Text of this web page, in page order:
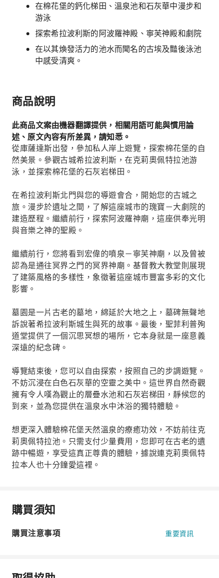
在棉花堡的鈣化梯田、溫泉池和石灰華中漫步和
游泳
探索希拉波利斯的阿波羅神殿、寧芙神殿和劇院
在以其煥發活力的池水而聞名的古埃及豔後泳池
中感受清爽。
商品說明
此商品文案由機器翻譯提供，相關用語可能與慣用論
述、原文內容有所差異，請知悉。
從庫薩達斯出發，參加私人岸上遊覽，探索棉花堡的自
然美景。參觀古城希拉波利斯，在克莉奧佩特拉池游
泳，並探索棉花堡的石灰岩梯田。
在希拉波利斯北門與您的導遊會合，開始您的古城之
旅。漫步於遺址之間，了解這座城市的瑰寶－大劇院的
建造歷程。繼續前行，探索阿波羅神廟，這座供奉光明
與音樂之神的聖殿。
繼續前行，您將看到宏偉的噴泉－寧芙神廟，以及曾被
認為是通往冥界之門的冥界神廟。基督教大教堂則展現
了建築風格的多樣性，象徵著這座城市豐富多彩的文化
影響。
墓園是一片古老的墓地，綿延於大地之上，墓碑無聲地
訴說著希拉波利斯城生與死的故事。最後，聖菲利普殉
道堂提供了一個沉思冥想的場所，它本身就是一座意義
深遠的紀念碑。
導覽結束後，您可以自由探索，按照自己的步調遊覽。
不妨沉浸在白色石灰華的空靈之美中。這世界自然奇觀
擁有令人嘆為觀止的層疊水池和石灰岩梯田，靜候您的
到來，並為您提供在溫泉水中沐浴的獨特體驗。
想更深入體驗棉花堡天然溫泉的療癒功效，不妨前往克
莉奧佩特拉池。只需支付少量費用，您即可在古老的遺
跡中暢遊，享受這真正尊貴的體驗，據說連克莉奧佩特
拉本人也十分鐘愛這裡。
購買須知
購買注意事項 重要資訊